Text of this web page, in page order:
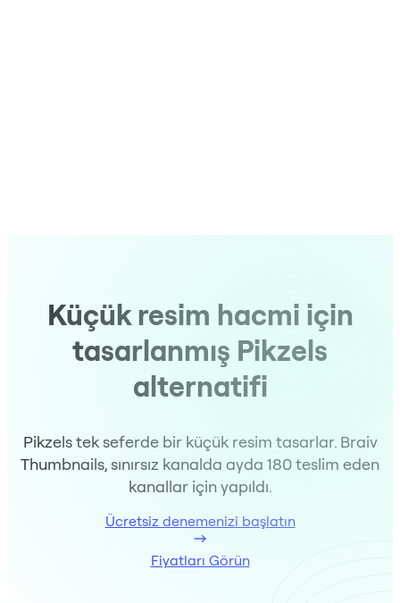
Küçük resim hacmi için
tasarlanmış Pikzels
alternatifi
Pikzels tek seferde bir küçük resim tasarlar. Braiv
Thumbnails, sınırsız kanalda ayda 180 teslim eden
kanallar için yapıldı.
Ücretsiz denemenizi başlatın
Fiyatları Görün